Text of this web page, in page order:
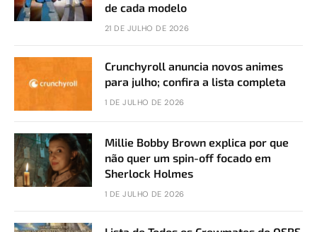
de cada modelo
21 DE JULHO DE 2026
Crunchyroll anuncia novos animes
para julho; confira a lista completa
1 DE JULHO DE 2026
Millie Bobby Brown explica por que
não quer um spin-off focado em
Sherlock Holmes
1 DE JULHO DE 2026